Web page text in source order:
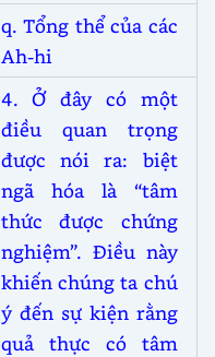
q. Tổng thể của các
Ah-hi
4. Ở đây có một
điều quan trọng
được nói ra: biệt
ngã hóa là “tâm
thức được chứng
nghiệm”. Điều này
khiến chúng ta chú
ý đến sự kiện rằng
quả thực có tâm